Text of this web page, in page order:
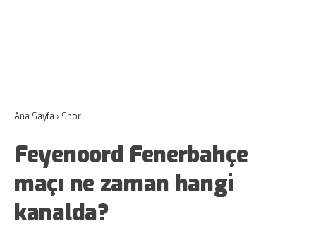
Ana Sayfa › Spor
Feyenoord Fenerbahçe
maçı ne zaman hangi
kanalda?